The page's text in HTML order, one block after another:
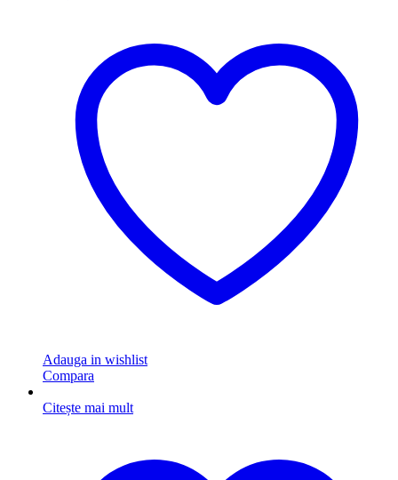
Adauga in wishlist
Compara
Citește mai mult